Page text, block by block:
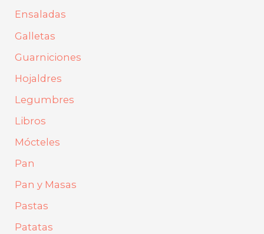
Ensaladas
Galletas
Guarniciones
Hojaldres
Legumbres
Libros
Mócteles
Pan
Pan y Masas
Pastas
Patatas